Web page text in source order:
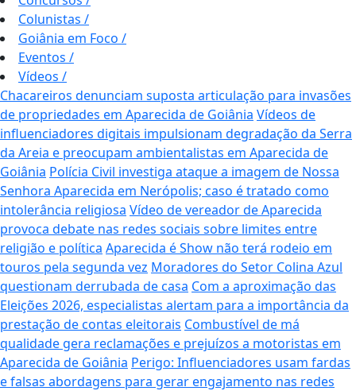
Colunistas /
Goiânia em Foco /
Eventos /
Vídeos /
Chacareiros denunciam suposta articulação para invasões
de propriedades em Aparecida de Goiânia Vídeos de
influenciadores digitais impulsionam degradação da Serra
da Areia e preocupam ambientalistas em Aparecida de
Goiânia Polícia Civil investiga ataque a imagem de Nossa
Senhora Aparecida em Nerópolis; caso é tratado como
intolerância religiosa Vídeo de vereador de Aparecida
provoca debate nas redes sociais sobre limites entre
religião e política Aparecida é Show não terá rodeio em
touros pela segunda vez Moradores do Setor Colina Azul
questionam derrubada de casa Com a aproximação das
Eleições 2026, especialistas alertam para a importância da
prestação de contas eleitorais Combustível de má
qualidade gera reclamações e prejuízos a motoristas em
Aparecida de Goiânia Perigo: Influenciadores usam fardas
e falsas abordagens para gerar engajamento nas redes